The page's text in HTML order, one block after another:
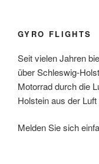
GYRO FLIGHTS
Seit vielen Jahren
über Schleswig-
Motorrad durch die
Holstein aus der
Melden Sie sich